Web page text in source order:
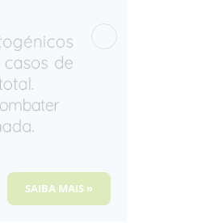
SAIBA MAIS »
Seguinte